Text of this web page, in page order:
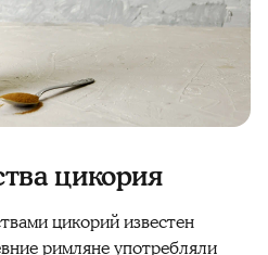
цикория
цикорий известен
римляне употребляли